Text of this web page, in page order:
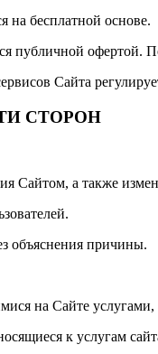
на бесплатной основе.
публичной офертой.
Сайта
СТОРОН
Сайтом, а также
объяснения причины.
на Сайте
к услугам